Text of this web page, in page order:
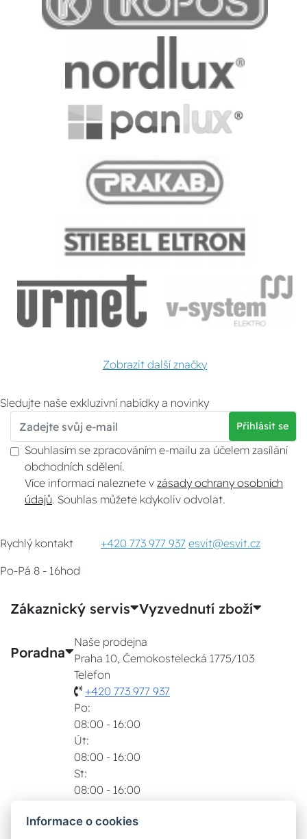
Zobrazit další značky
Sledujte naše exkluzivní nabídky a novinky
Přihlásit se
Souhlasím se zpracováním e-mailu za účelem zasílání
obchodních sdělení.
Více informací naleznete v zásady ochrany osobních
údajů . Souhlas můžete kdykoliv odvolat.
Rychlý kontakt +420 773 977 937 esvit@esvit.cz
Po-Pá 8 - 16hod
Zákaznický servis Vyzvednutí zboží
Poradna
Naše prodejna
Praha 10, Černokostelecká 1775/103
Telefon
+420 773 977 937
Po:
08:00 - 16:00
Út:
08:00 - 16:00
St:
08:00 - 16:00
08:00 - 16:00
Informace o cookies